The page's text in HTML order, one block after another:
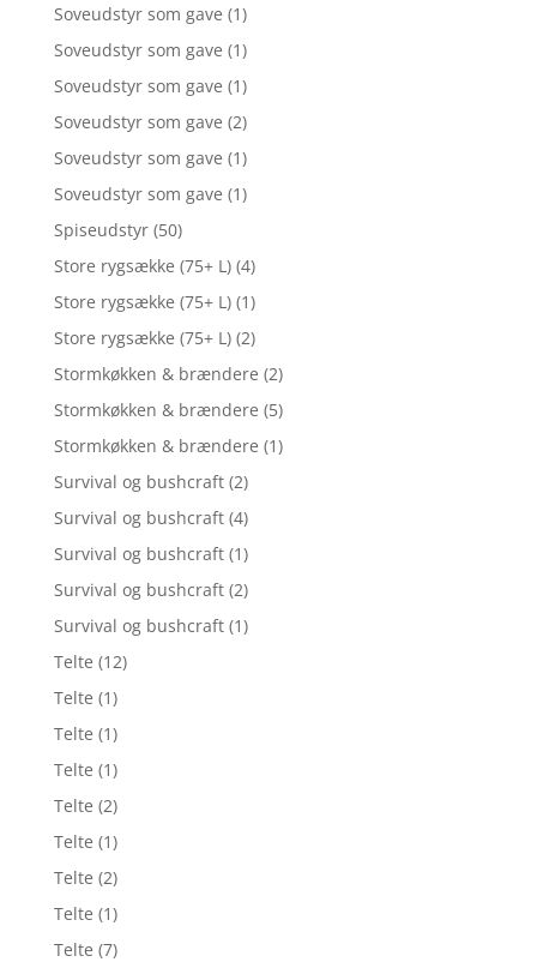
Soveudstyr som gave (1)
Soveudstyr som gave (1)
Soveudstyr som gave (1)
Soveudstyr som gave (2)
Soveudstyr som gave (1)
Soveudstyr som gave (1)
Spiseudstyr (50)
Store rygsække (75+ L) (4)
Store rygsække (75+ L) (1)
Store rygsække (75+ L) (2)
Stormkøkken & brændere (2)
Stormkøkken & brændere (5)
Stormkøkken & brændere (1)
Survival og bushcraft (2)
Survival og bushcraft (4)
Survival og bushcraft (1)
Survival og bushcraft (2)
Survival og bushcraft (1)
Telte (12)
Telte (1)
Telte (1)
Telte (1)
Telte (2)
Telte (1)
Telte (2)
Telte (1)
Telte (7)